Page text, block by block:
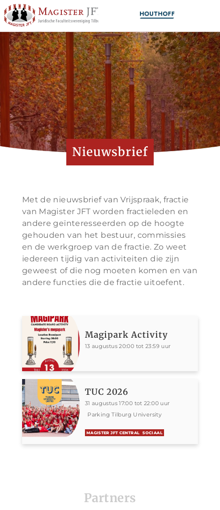
Nieuwsbrief
Met de nieuwsbrief van Vrijspraak, fractie
van Magister JFT worden fractieleden en
andere geïnteresseerden op de hoogte
gehouden van het bestuur, commissies
en de werkgroep van de fractie. Zo weet
iedereen tijdig van activiteiten die zijn
geweest of die nog moeten komen en van
andere functies die de fractie uitoefent.
Magipark Activity
13 augustus 20:00 tot 23:59 uur
TUC 2026
31 augustus 17:00 tot 22:00 uur
Parking Tilburg University
MAGISTER JFT CENTRAL SOCIAAL
Partners